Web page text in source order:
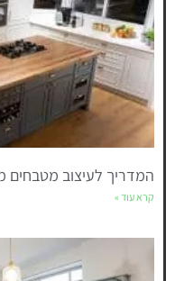
המדריך לעיצוב מטבחים
קרא עוד »